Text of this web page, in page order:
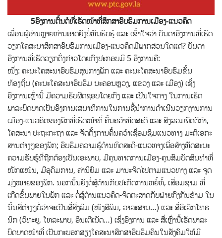
5ອົງການຕົ້ນຕໍທີ່ເຮັດໜ້າທີ່ສຶກສາອົບຮົມການເມືອງ-ແນວຄິດ
ເພື່ອນຜູ້ອ່ານຫຼາຍທ່ານອາດຍັງບໍ່ທັນຮັບຮູ້ ແລະ ເຂົ້າໃຈວ່າ ບັນດາອົງການທີ່ເຮັດ
ວຽກໂຄສະນາສຶກສາອົບຮົມການເມືອງ-ແນວຄິດມີພາກສ່ວນໃດແດ່? ບັນດາ
ອົງການທີ່ເຮັດວຽກດັ່ງກ່າວໂດຍກົງປະກອບມີ 5 ອົງການຄື:
ໜຶ່ງ: ຄະນະໂຄສະນາອົບຮົມສູນກາງພັກ ແລະ ຄະນະໂຄສະນາອົບຮົມຂັ້ນ
ທ້ອງຖິ່ນ (ຄະນະໂຄສະນາອົບຮົມ ນະຄອນຫຼວງ, ແຂວງ ແລະ ເມືອງ) ເຊິ່ງ
ອົງການເຫຼົ່ານີ້ ມີຄວາມຮັບຜິດຊອບໂດຍກົງ ແລະ ເປັນໃຈກາງ ໃນການເຮັດ
ພາລະບົດບາດເປັນອົງການເສນາທິການໃນການຊີ້ນໍາການດໍາເນີນວຽກງານການ
ເມືອງ-ແນວຄິດຂອງພັກທີ່ເຮັດໜ້າທີ່ ຄົ້ນຄວ້າທິດສະດີ ແລະ ສັງລວມພຶດຕິກໍາ,
ໂຄສະນາ ປະຖະກະຖາ ແລະ ຈັດຕັ້ງການຄົ້ນຄວ້າເຊື່ອມຊຶມແນວທາງ ມະຕິເອກະ
ສານຕ່າງໆຂອງພັກ; ອົບຮົມຄວາມຮູ້ດ້ານທິດສະດີ-ແນວທາງເພື່ອສ້າງທັດສະນະ
ຄວາມຮັບຮູ້ທີ່ຖືກຕ້ອງເປັນເອະພາບ, ມີຄຸນທາດການເມືອງ-ຄຸນສົມບັດສິນທໍາທີ່
ໜັກແໜ້ນ, ມີອຸດົມການ, ຄ່ານິຍົມ ແລະ ມານະຈິດໄປຕາມແນວທາງ ແລະ ຈຸດ
ມຸ່ງໝາຍຂອງພັກ. ນອກນັ້ນຍັງຕໍ່ສູ້ຕ້ານກັບປະກົດການຫຍໍ້ທໍ້, ເສື່ອມຊາມ ທີ່
ເກີດຂຶ້ນພາຍໃນພັກ ແລະ ຕໍ່ສູ້ຕ້ານແນວຄິດ-ຈິດຕະສາດກັບຝ່າຍກົງກັນຂ້າມ ໃນ
ນັ້ນສື່ຕ່າງໆບໍ່ວ່າຈະເປັນສື່ສິ່ງພິມ (ໜັງສືພິມ, ວາລະສານ…) ແລະ ສື່ອິເລັກໂທຣ
ນິກ (ວິທະຍຸ, ໂທລະພາບ, ອິນເຕີເນັດ…) ເຊິ່ງອົງການ ແລະ ສື່ເຫຼົ່ານີ້ເຮັດພາລະ
ບົດບາດໜ້າທີ່ ເປັນກະບອກສຽງໂຄສະນາສຶກສາອົບຮົມຄົນໃນສັງຄົມໃຫ້ມີ